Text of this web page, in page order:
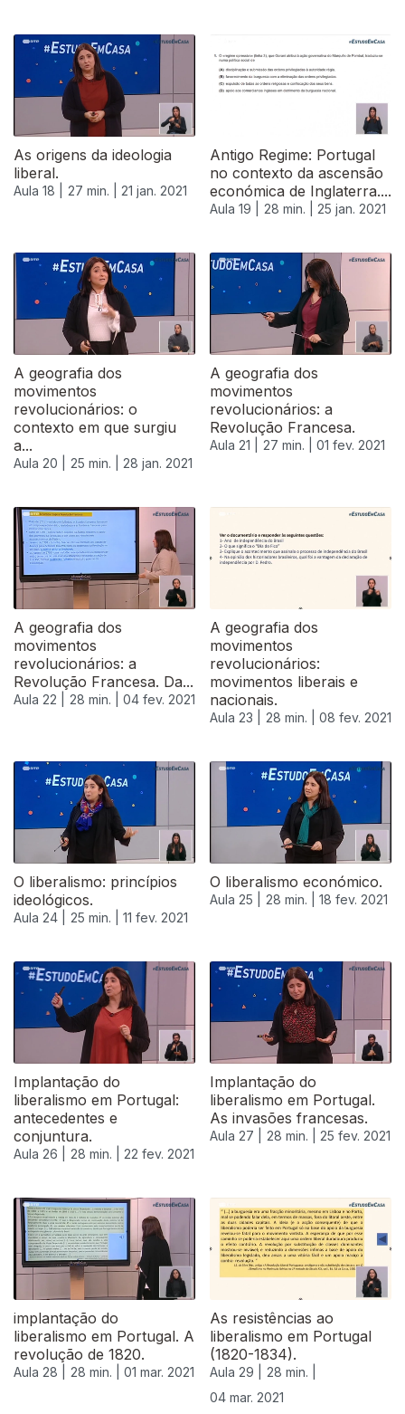
As origens da ideologia
liberal.
Aula 18 | 27 min. | 21 jan. 2021
Antigo Regime: Portugal
no contexto da ascensão
económica de Inglaterra....
Aula 19 | 28 min. | 25 jan. 2021
A geografia dos
movimentos
revolucionários: o
contexto em que surgiu
a...
Aula 20 | 25 min. | 28 jan. 2021
A geografia dos
movimentos
revolucionários: a
Revolução Francesa.
Aula 21 | 27 min. | 01 fev. 2021
A geografia dos
movimentos
revolucionários: a
Revolução Francesa. Da...
Aula 22 | 28 min. | 04 fev. 2021
A geografia dos
movimentos
revolucionários:
movimentos liberais e
nacionais.
Aula 23 | 28 min. | 08 fev. 2021
522834
O liberalismo: princípios
ideológicos.
Aula 24 | 25 min. | 11 fev. 2021
O liberalismo económico.
Aula 25 | 28 min. | 18 fev. 2021
Implantação do
liberalismo em Portugal:
antecedentes e
conjuntura.
Aula 26 | 28 min. | 22 fev. 2021
Implantação do
liberalismo em Portugal.
As invasões francesas.
Aula 27 | 28 min. | 25 fev. 2021
implantação do
liberalismo em Portugal. A
revolução de 1820.
Aula 28 | 28 min. | 01 mar. 2021
As resistências ao
liberalismo em Portugal
(1820-1834).
Aula 29 |
28 min. |
04 mar. 2021